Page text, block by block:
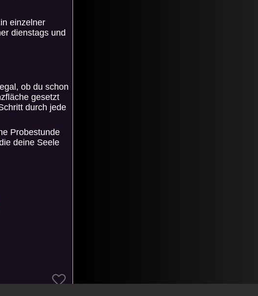
einzelner
dienstags und
ob du schon
gesetzt
durch jede
Probestunde
deine Seele